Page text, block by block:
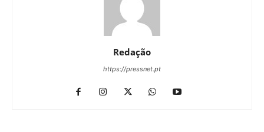
Redação
https://pressnet.pt